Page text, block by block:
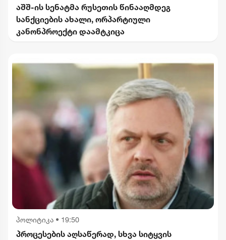
აშშ-ის სენატმა რუსეთის წინააღმდეგ
სანქციების ახალი, ორპარტიული
კანონპროექტი დაამტკიცა
პოლიტიკა • 19:50
პროცესების აღსაწერად, სხვა სიტყვის